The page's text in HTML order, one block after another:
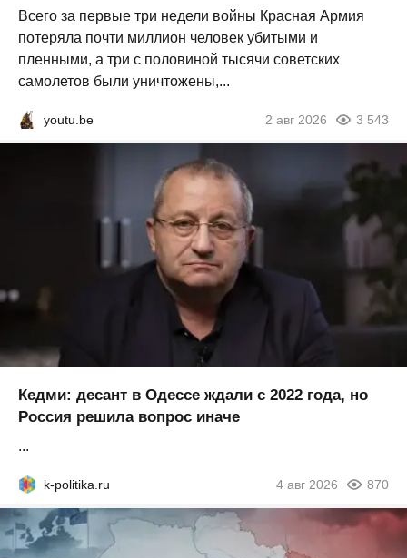
Всего за первые три недели войны Красная Армия
потеряла почти миллион человек убитыми и
пленными, а три с половиной тысячи советских
самолетов были уничтожены,...
youtu.be 2 авг 2026 3 543
Кедми: десант в Одессе ждали с 2022 года, но
Россия решила вопрос иначе
...
k-politika.ru 4 авг 2026 870